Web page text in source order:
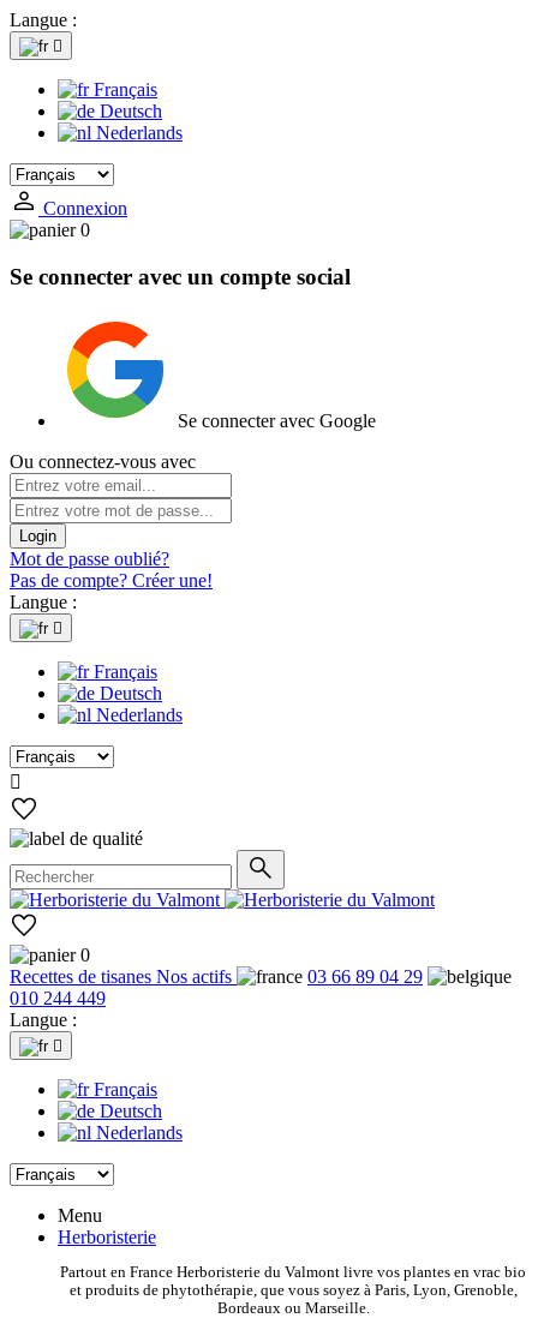
Langue :

Français
Deutsch
Nederlands
Connexion
0
Se connecter avec un compte social
Se connecter avec Google
Ou connectez-vous avec
Login
Mot de passe oublié?
Pas de compte? Créer une!
Langue :

Français
Deutsch
Nederlands

0
Recettes de tisanes Nos actifs
03 66 89 04 29
010 244 449
Langue :

Français
Deutsch
Nederlands
Menu
Herboristerie
Partout en France Herboristerie du Valmont livre vos plantes en vrac bio
et produits de phytothérapie, que vous soyez à Paris, Lyon, Grenoble,
Bordeaux ou Marseille.